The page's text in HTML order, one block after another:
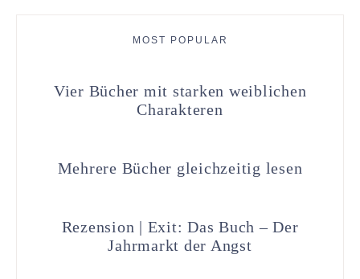
MOST POPULAR
Vier Bücher mit starken weiblichen
Charakteren
Mehrere Bücher gleichzeitig lesen
Rezension | Exit: Das Buch – Der
Jahrmarkt der Angst